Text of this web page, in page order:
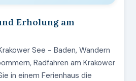
Erholung am
See - Baden, Wandern
Radfahren am Krakower
in einem Ferienhaus die